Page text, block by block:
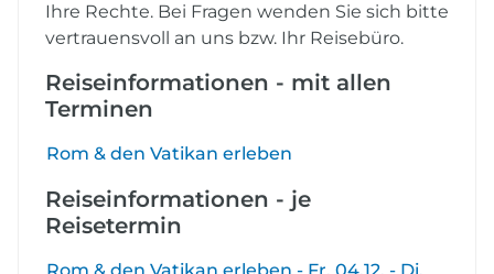
Ihre Rechte. Bei Fragen wenden Sie sich bitte
vertrauensvoll an uns bzw. Ihr Reisebüro.
Reiseinformationen - mit allen
Terminen
Rom & den Vatikan erleben
Reiseinformationen - je
Reisetermin